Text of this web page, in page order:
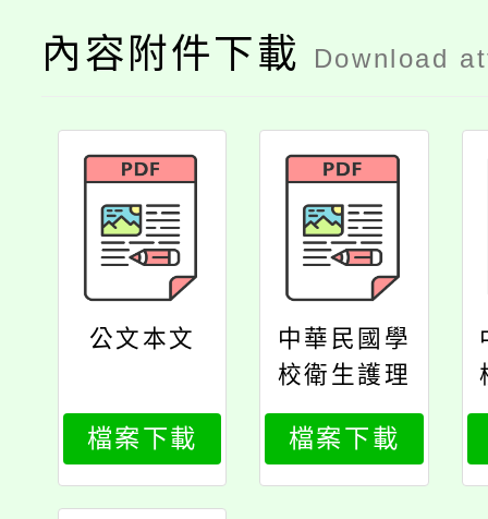
內容附件下載 Download
公文本文
檔案下載
中華民國學
校衛生護理
學會114年
學術研討會
計畫
檔案下載